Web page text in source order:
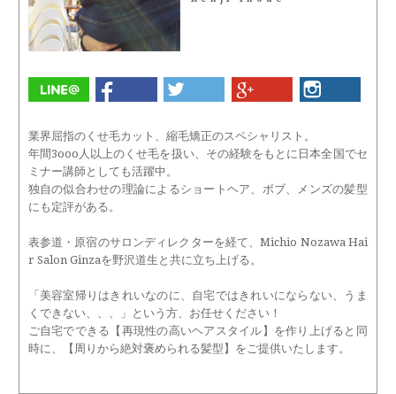
業界屈指のくせ毛カット、縮毛矯正のスペシャリスト。
年間3ooo人以上のくせ毛を扱い、その経験をもとに日本全国でセ
ミナー講師としても活躍中。
独自の似合わせの理論によるショートヘア、ボブ、メンズの髪型
にも定評がある。
表参道・原宿のサロンディレクターを経て、Michio Nozawa Hai
r Salon Ginzaを野沢道生と共に立ち上げる。
「美容室帰りはきれいなのに、自宅ではきれいにならない、うま
くできない、、、」という方、お任せください！
ご自宅でできる【再現性の高いヘアスタイル】を作り上げると同
時に、【周りから絶対褒められる髪型】をご提供いたします。